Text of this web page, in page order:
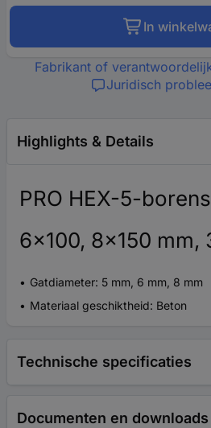
In
Fabrikant of
Juridisch
Highlights & Details
PRO HEX-5-
6x100, 8x150 mm,
Gatdiameter: 5 mm, 6 mm, 8 mm
Materiaal geschiktheid: Beton
Technische specificaties
Documenten en downloads